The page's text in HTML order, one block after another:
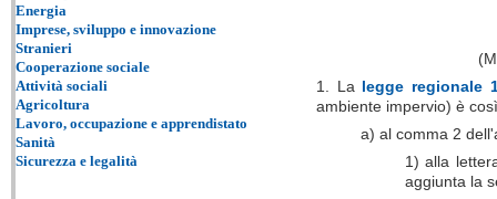
1. La legge regionale
ambiente impervio) è
a) al comma 2
1) alla
aggiunta la
Energia
Imprese, sviluppo e innovazione
Stranieri
Cooperazione sociale
Attività sociali
Agricoltura
Lavoro, occupazione e apprendistato
Sanità
Sicurezza e legalità